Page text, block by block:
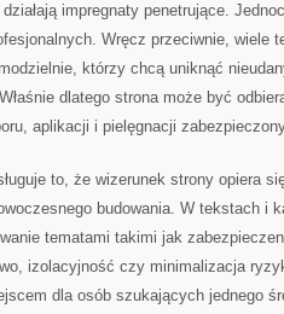
impregnaty penetrujące.
Wręcz przeciwnie, wiele
którzy chcą uniknąć
dlatego strona może być
aplikacji i pielęgnacji
to, że wizerunek strony opiera
budowania. W tekstach i
tematami takimi jak
izolacyjność czy minimalizacja
dla osób szukających jednego